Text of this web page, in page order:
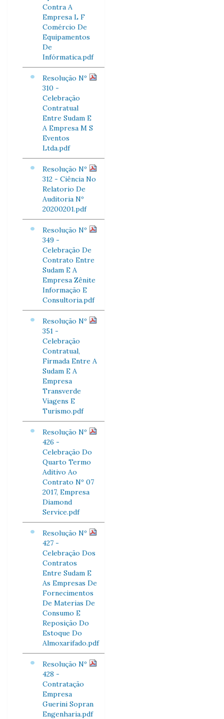
Contra A
Empresa L F
Comércio De
Equipamentos
De
Infórmatica.pdf
Resolução Nº
310 -
Celebração
Contratual
Entre Sudam E
A Empresa M S
Eventos
Ltda.pdf
Resolução Nº
312 - Ciência No
Relatorio De
Auditoria Nº
20200201.pdf
Resolução Nº
349 -
Celebração De
Contrato Entre
Sudam E A
Empresa Zênite
Informação E
Consultoria.pdf
Resolução Nº
351 -
Celebração
Contratual,
Firmada Entre A
Sudam E A
Empresa
Transverde
Viagens E
Turismo.pdf
Resolução Nº
426 -
Celebração Do
Quarto Termo
Aditivo Ao
Contrato Nº 07
2017, Empresa
Diamond
Service.pdf
Resolução Nº
427 -
Celebração Dos
Contratos
Entre Sudam E
As Empresas De
Fornecimentos
De Materias De
Consumo E
Reposição Do
Estoque Do
Almoxarifado.pdf
Resolução Nº
428 -
Contratação
Empresa
Guerini Sopran
Engenharia.pdf